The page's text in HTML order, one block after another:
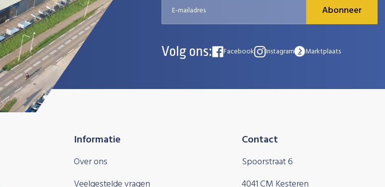
Abonneer
Volg ons: Facebook Instagram Marktplaats
Informatie
Over ons
Contact
Spoorstraat 6